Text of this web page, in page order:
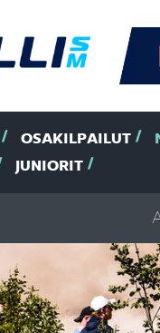
OSAKILPAILUT
JUNIORIT